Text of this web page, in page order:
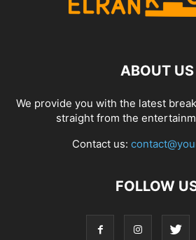
ABOUT US
We provide you with the latest
straight from the
Contact us:
FOLLOW